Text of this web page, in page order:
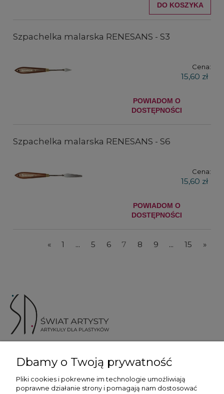
DO KOSZYKA
Szpachelka malarska RENESANS - S3
Cena:
15,60 zł
POWIADOM O
DOSTĘPNOŚCI
Szpachelka malarska RENESANS - S6
Cena:
15,60 zł
POWIADOM O
DOSTĘPNOŚCI
« 1 ... 5 6 7 8 9 ... 15 »
Więcej informacji
Dbamy o Twoją prywatność
Pliki cookies i pokrewne im technologie umożliwiają
poprawne działanie strony i pomagają nam dostosować